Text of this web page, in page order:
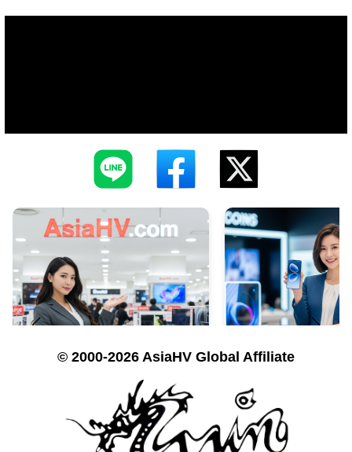
© 2000-2026 AsiaHV Global Affiliate